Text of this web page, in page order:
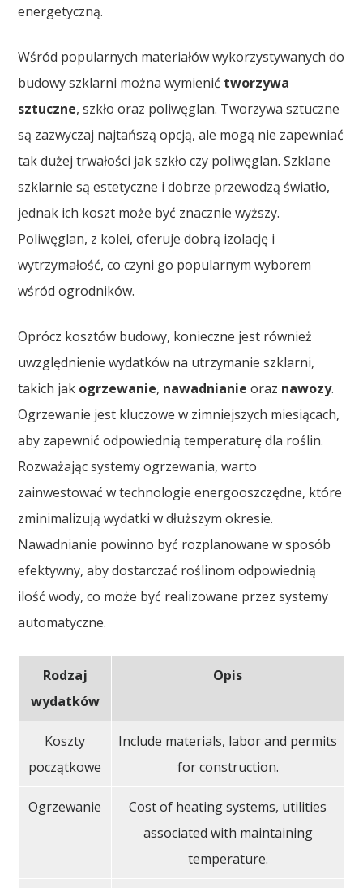
energetyczną.
Wśród popularnych materiałów wykorzystywanych do
budowy szklarni można wymienić tworzywa
sztuczne, szkło oraz poliwęglan. Tworzywa sztuczne
są zazwyczaj najtańszą opcją, ale mogą nie zapewniać
tak dużej trwałości jak szkło czy poliwęglan. Szklane
szklarnie są estetyczne i dobrze przewodzą światło,
jednak ich koszt może być znacznie wyższy.
Poliwęglan, z kolei, oferuje dobrą izolację i
wytrzymałość, co czyni go popularnym wyborem
wśród ogrodników.
Oprócz kosztów budowy, konieczne jest również
uwzględnienie wydatków na utrzymanie szklarni,
takich jak ogrzewanie, nawadnianie oraz nawozy.
Ogrzewanie jest kluczowe w zimniejszych miesiącach,
aby zapewnić odpowiednią temperaturę dla roślin.
Rozważając systemy ogrzewania, warto
zainwestować w technologie energooszczędne, które
zminimalizują wydatki w dłuższym okresie.
Nawadnianie powinno być rozplanowane w sposób
efektywny, aby dostarczać roślinom odpowiednią
ilość wody, co może być realizowane przez systemy
automatyczne.
Rodzaj
wydatków
Opis
Koszty
początkowe
Include materials, labor and permits
for construction.
Ogrzewanie
Cost of heating systems, utilities
associated with maintaining
temperature.